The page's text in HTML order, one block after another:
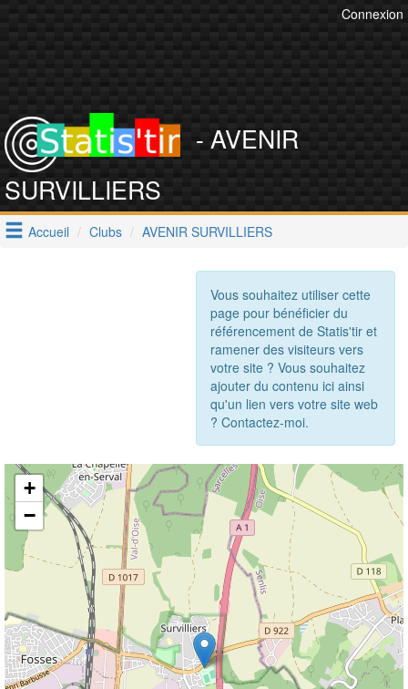
Connexion
- AVENIR
SURVILLIERS
Accueil Clubs AVENIR SURVILLIERS
Vous souhaitez utiliser cette
page pour bénéficier du
référencement de Statis'tir et
ramener des visiteurs vers
votre site ? Vous souhaitez
ajouter du contenu ici ainsi
qu'un lien vers votre site web
? Contactez-moi.
+
−